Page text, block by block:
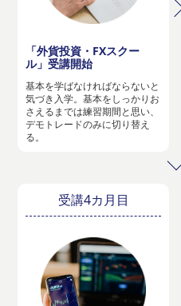
「外貨投資・FXスクー
ル」受講開始
基本を学ばなければならないと
気づき入学。基本をしっかりお
さえるまでは練習期間と思い、
デモトレードのみに切り替え
る。
受講4カ月目